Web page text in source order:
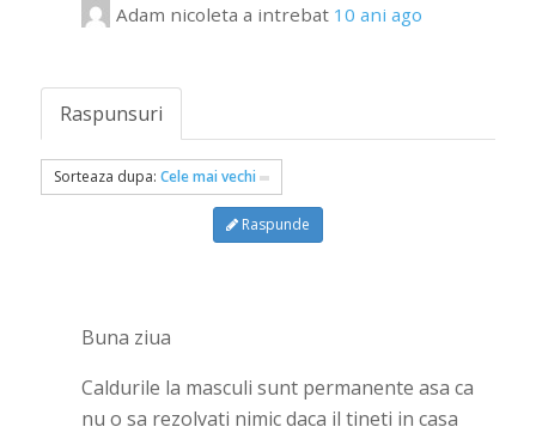
Adam nicoleta a intrebat 10 ani ago
Raspunsuri
Sorteaza dupa: Cele mai vechi
Raspunde
Buna ziua
Caldurile la masculi sunt permanente asa ca
nu o sa rezolvati nimic daca il tineti in casa